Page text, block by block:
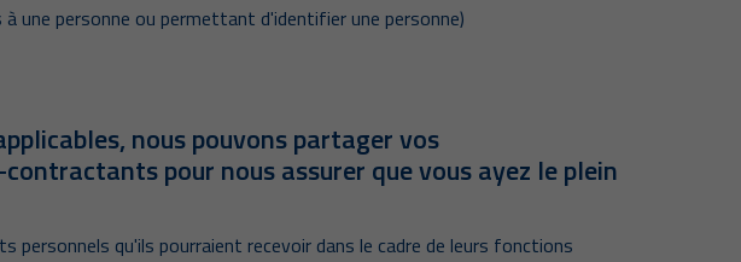
une personne ou permettant d'identifier une personne)
nous pouvons partager vos
pour nous assurer que vous ayez le plein
qu'ils pourraient recevoir dans le cadre de leurs fonctions